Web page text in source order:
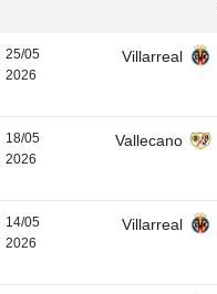
25/05
2026
Villarreal
18/05
2026
Vallecano
14/05
2026
Villarreal